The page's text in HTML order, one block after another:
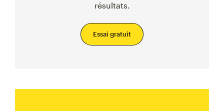
résultats.
Essai gratuit